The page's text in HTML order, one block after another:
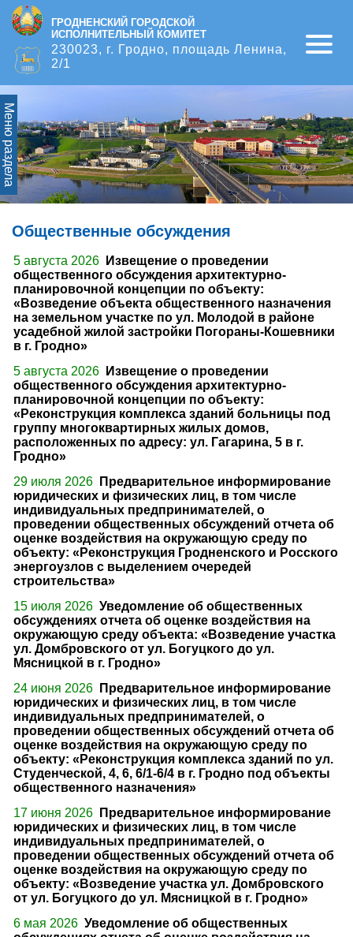
ГРОДНЕНСКИЙ ГОРОДСКОЙ
ИСПОЛНИТЕЛЬНЫЙ КОМИТЕТ
230023, г. Гродно, площадь Ленина,
2/1
Open
Меню раздела
Общественные обсуждения
5 августа 2026
Извещение о проведении
общественного обсуждения архитектурно-
планировочной концепции по объекту:
«Возведение объекта общественного назначения
на земельном участке по ул. Молодой в районе
усадебной жилой застройки Погораны-Кошевники
в г. Гродно»
5 августа 2026
Извещение о проведении
общественного обсуждения архитектурно-
планировочной концепции по объекту:
«Реконструкция комплекса зданий больницы под
группу многоквартирных жилых домов,
расположенных по адресу: ул. Гагарина, 5 в г.
Гродно»
29 июля 2026
Предварительное информирование
юридических и физических лиц, в том числе
индивидуальных предпринимателей, о
проведении общественных обсуждений отчета об
оценке воздействия на окружающую среду по
объекту: «Реконструкция Гродненского и Росского
энергоузлов с выделением очередей
строительства»
15 июля 2026 Уведомление об общественных
обсуждениях отчета об оценке воздействия на
окружающую среду объекта: «Возведение участка
ул. Домбровского от ул. Богуцкого до ул.
Мясницкой в г. Гродно»
24 июня 2026
Предварительное информирование
юридических и физических лиц, в том числе
индивидуальных предпринимателей, о
проведении общественных обсуждений отчета об
оценке воздействия на окружающую среду по
объекту: «Реконструкция комплекса зданий по ул.
Студенческой, 4, 6, 6/1-6/4 в г. Гродно под объекты
общественного назначения»
17 июня 2026
Предварительное информирование
юридических и физических лиц, в том числе
индивидуальных предпринимателей, о
проведении общественных обсуждений отчета об
оценке воздействия на окружающую среду по
объекту: «Возведение участка ул. Домбровского
от ул. Богуцкого до ул. Мясницкой в г. Гродно»
6 мая 2026 Уведомление об общественных